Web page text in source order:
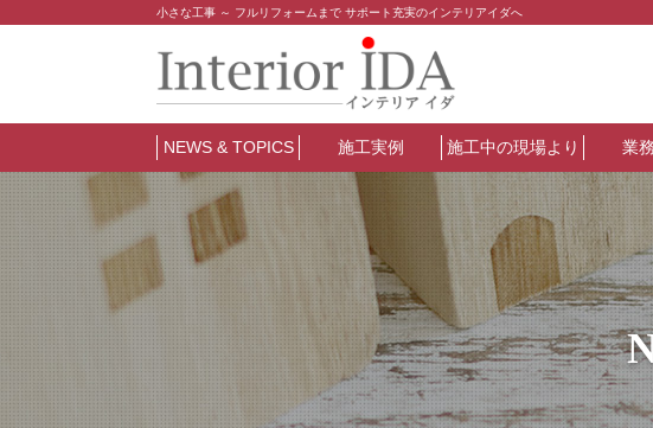
小さな工事 ～ フルリフォームまで サポート充実のインテリアイダへ
NEWS & TOPICS 施工実例 施工中の現場より 業